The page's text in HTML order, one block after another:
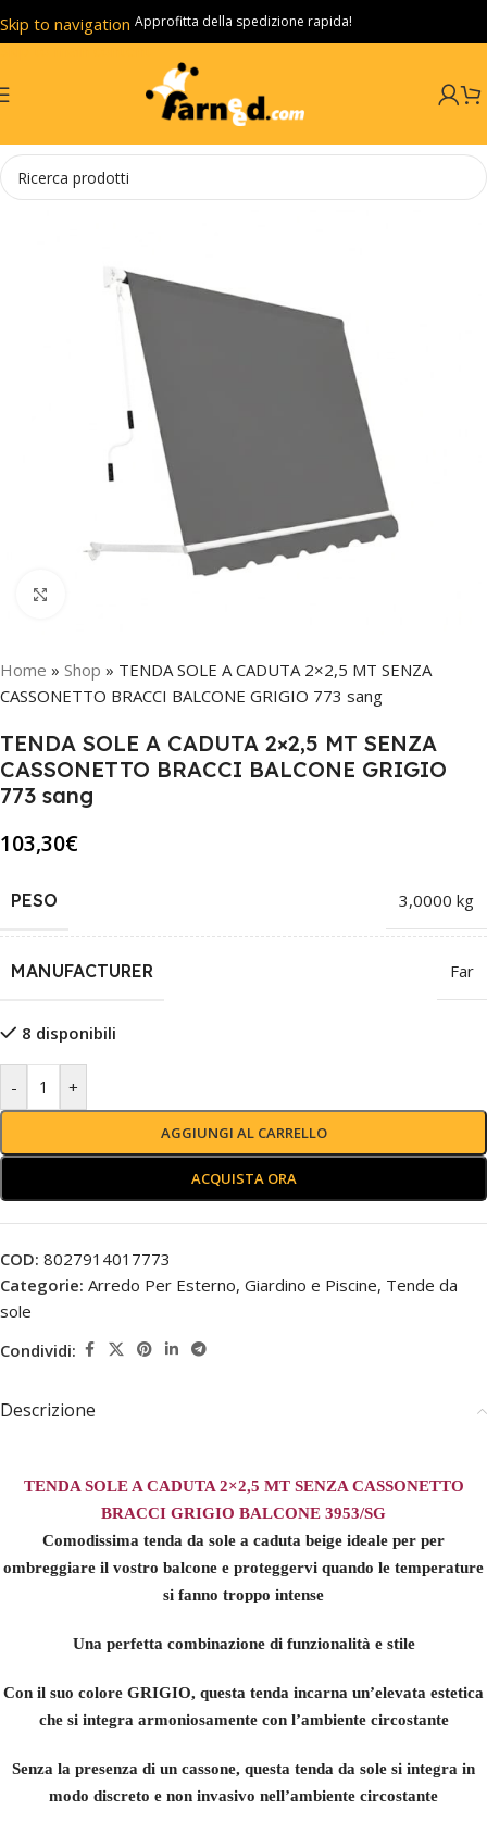
Skip to navigation
Skip to main content
Approfitta della spedizione rapida!
Home » Shop » TENDA SOLE A CADUTA 2×2,5 MT SENZA
CASSONETTO BRACCI BALCONE GRIGIO 773 sang
TENDA SOLE A CADUTA 2×2,5 MT SENZA
CASSONETTO BRACCI BALCONE GRIGIO
773 sang
103,30€
PESO 3,0000 kg
MANUFACTURER Far
8 disponibili
- +
AGGIUNGI AL CARRELLO
ACQUISTA ORA
COD: 8027914017773
Categorie: Arredo Per Esterno, Giardino e Piscine, Tende da
sole
Condividi:
Descrizione
TENDA SOLE A CADUTA 2×2,5 MT SENZA CASSONETTO
BRACCI GRIGIO BALCONE 3953/SG
Comodissima tenda da sole a caduta beige ideale per per
ombreggiare il vostro balcone e proteggervi quando le temperature
si fanno troppo intense
Una perfetta combinazione di funzionalità e stile
Con il suo colore GRIGIO, questa tenda incarna un’elevata estetica
che si integra armoniosamente con l’ambiente circostante
Senza la presenza di un cassone, questa tenda da sole si integra in
modo discreto e non invasivo nell’ambiente circostante